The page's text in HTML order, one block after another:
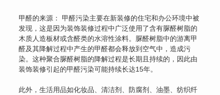
甲醛的来源： 甲醛污染主要在新装修的住宅和办公环境中被
发现，这是因为装饰装修过程中广泛使用了含有脲醛树脂的
木质人造板材或含醛类的水溶性涂料。脲醛树脂中的游离甲
醛及其降解过程中产生的甲醛都会释放到空气中，造成污
染。这种聚合脲醛树脂的降解过程是长期且持续的，因此由
装饰装修引起的甲醛污染可能持续长达15年。
此外，生活用品如化妆品、清洁剂、防腐剂、油墨、纺织纤